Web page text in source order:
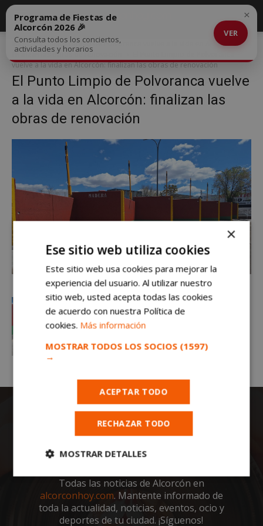
Inicio
El Punto Limpio de Polvoranca vuelve a la vida en Alcorcón:
finalizan las obras de renovación
vuelve a la vida en Alcorcón: finalizan las obras de renovación
El Punto Limpio de Polvoranca vuelve
a la vida en Alcorcón: finalizan las
obras de renovación
Programa de Fiestas de
Alcorcón 2026 🎉
Consulta todos los conciertos,
actividades y horarios
VER
×
Todas las noticias de Alcorcón en
alcorconhoy.com. Mantente informado de
toda la actualidad, noticias, eventos, ocio y
deportes de tu ciudad. ¡Síguenos!
×
Ese sitio web utiliza cookies
Este sitio web usa cookies para mejorar la
experiencia del usuario. Al utilizar nuestro
sitio web, usted acepta todas las cookies
de acuerdo con nuestra Política de
cookies. Más información
MOSTRAR TODOS LOS SOCIOS (1597)
→
ACEPTAR TODO
RECHAZAR TODO
MOSTRAR DETALLES
Cookies
estrictamente
necesarias
Cookies de
rendimiento